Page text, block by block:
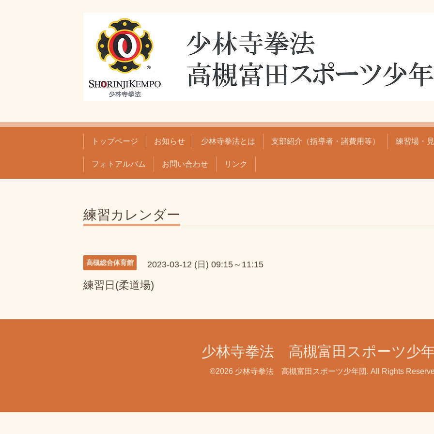
トップページ お知らせ 少林寺拳法とは 支部紹介（指導者・諸費用等） 練習場・
フォトアルバム お問い合わせ リンク
練習カレンダー
高槻総合体育館 2023-03-12 (日) 09:15～11:15
練習日(柔道場)
少林寺拳法 高槻富田スポーツ少
©2026 少林寺拳法 高槻富田スポーツ少年団 . All Rights